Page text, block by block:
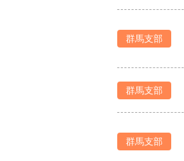
群馬支部
群馬支部
群馬支部